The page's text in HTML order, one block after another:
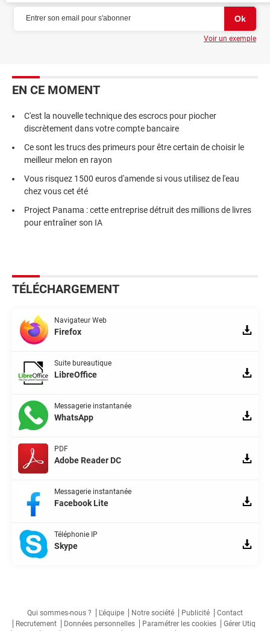
Voir un exemple
EN CE MOMENT
C'est la nouvelle technique des escrocs pour piocher
discrètement dans votre compte bancaire
Ce sont les trucs des primeurs pour être certain de choisir le
meilleur melon en rayon
Vous risquez 1500 euros d'amende si vous utilisez de l'eau
chez vous cet été
Project Panama : cette entreprise détruit des millions de livres
pour entraîner son IA
TÉLÉCHARGEMENT
Navigateur Web
Firefox
Suite bureautique
LibreOffice
Messagerie instantanée
WhatsApp
PDF
Adobe Reader DC
Messagerie instantanée
Facebook Lite
Téléphonie IP
Skype
Qui sommes-nous ? L'équipe Notre société Publicité
Contact
Recrutement
Données personnelles Paramétrer les cookies
Gérer Utiq